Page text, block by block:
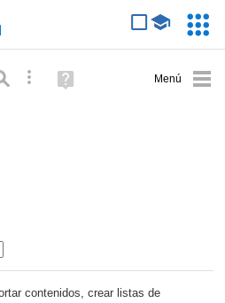
Búsqueda avanzada
Ayuda
(en
contenidos, crear listas de